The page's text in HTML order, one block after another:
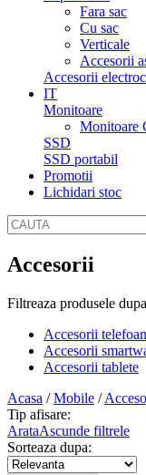
Fara sac
Cu sac
Verticale
Accesorii
Accesorii
IT
Monitoare
Monitoare
SSD
SSD portabil
Promotii
Lichidari stoc
Accesorii
Filtreaza produsele
Accesorii
Accesorii
Accesorii tablete
Acasa /Mobile /
Tip afisare:
ArataAscunde filtrele
Sorteaza dupa: